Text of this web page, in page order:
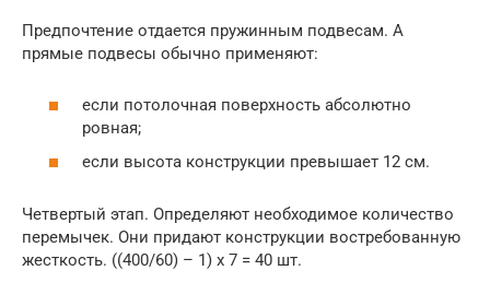
Предпочтение отдается пружинным подвесам. А
прямые подвесы обычно применяют:
если потолочная поверхность абсолютно
ровная;
если высота конструкции превышает 12 см.
Четвертый этап. Определяют необходимое количество
перемычек. Они придают конструкции востребованную
жесткость. ((400/60) – 1) х 7 = 40 шт.